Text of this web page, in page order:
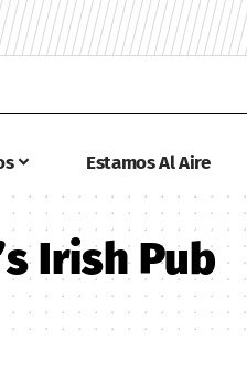
Estamos Al Aire
Irish Pub